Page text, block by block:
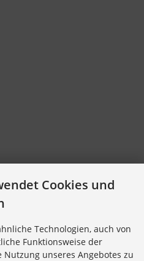
Cookies und
Technologien, auch von
Funktionsweise der
unseres Angebotes zu